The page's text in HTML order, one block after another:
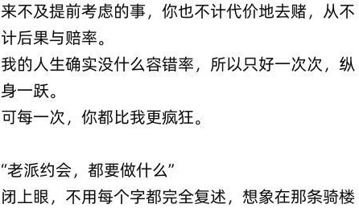
来不及提前考虑的事，你也不计代价地去赌，从不
计后果与赔率。
我的人生确实没什么容错率，所以只好一次次，纵
身一跃。
可每一次，你都比我更疯狂。
“老派约会，都要做什么”
闭上眼，不用每个字都完全复述，想象在那条骑楼